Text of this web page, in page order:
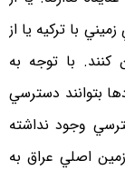
با تركيه يا از
كنند. با توجه به
بتوانند دسترسي
وجود نداشته
اصلي عراق به